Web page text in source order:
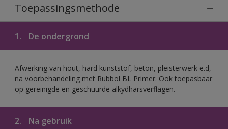
Toepassingsmethode
1. De ondergrond
Afwerking van hout, hard kunststof, beton, pleisterwerk e.d,
na voorbehandeling met Rubbol BL Primer. Ook toepasbaar
op gereinigde en geschuurde alkydharsverflagen.
2. Na gebruik